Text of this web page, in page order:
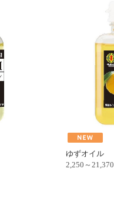
ゆずオイル
2,250～21,370